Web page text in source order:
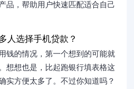
品，帮助用户快速匹配适合自己
人选择手机贷款？
钱的情况，第一个想到的可能就
想想也是，比起跑银行填表格这
实方便太多了。不过你知道吗？